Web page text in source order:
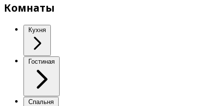
Комнаты
Кухня
Гостиная
Спальня